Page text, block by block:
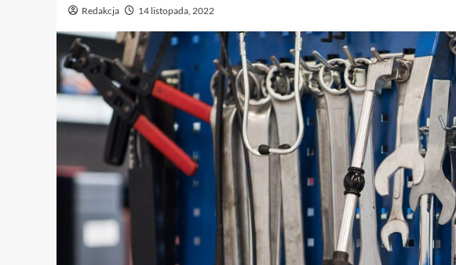
Redakcja 14 listopada, 2022